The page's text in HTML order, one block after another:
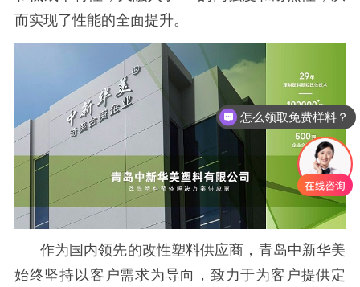
而实现了性能的全面提升。
作为国内领先的改性塑料供应商，青岛中新华美
始终坚持以客户需求为导向，致力于为客户提供定
怎么领取免费样料？